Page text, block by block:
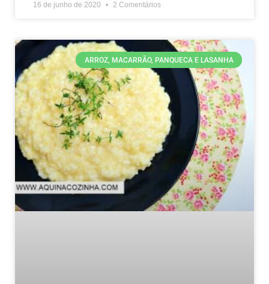
16 de junho de 2020 2 Comentários
ARROZ, MACARRÃO, PANQUECA E LASANHA